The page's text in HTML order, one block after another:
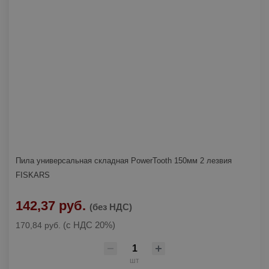
Пила универсальная складная PowerTooth 150мм 2 лезвия
FISKARS
142,37 руб. (без НДС)
170,84 руб. (с НДС 20%)
шт